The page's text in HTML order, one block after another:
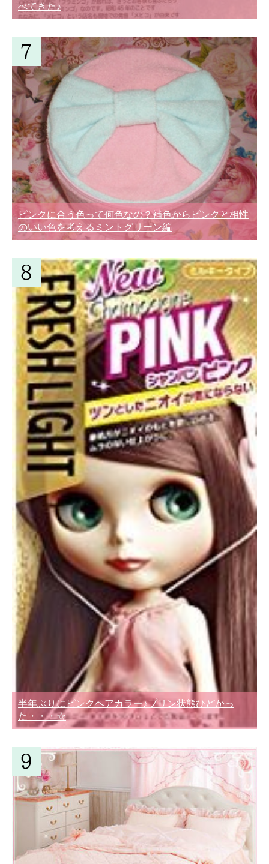
べてきた♪
ピンクに合う色って何色なの？補色からピンクと相性
のいい色を考えるミントグリーン編
半年ぶりにピンクヘアカラー♪プリン状態ひどかっ
た・・・☆